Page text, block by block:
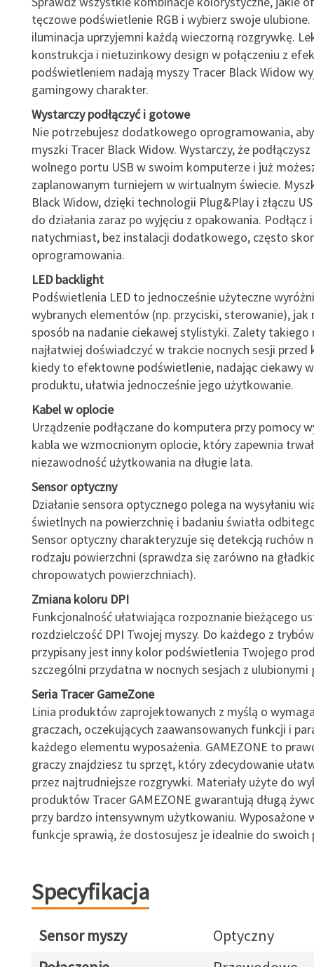
tęczowe podświetlenie RGB i wybierz swoje
iluminacja uprzyjemni każdą wieczorną rozgrywkę.
konstrukcja i nietuzinkowy design w połączeniu z
podświetleniem nadają myszy Tracer Black Widow
gamingowy charakter.
Wystarczy podłączyć i gotowe
Nie potrzebujesz dodatkowego oprogramowania,
myszki Tracer Black Widow. Wystarczy, że
wolnego portu USB w swoim komputerze i już
zaplanowanym turniejem w wirtualnym świecie.
Black Widow, dzięki technologii Plug&Play i złączu
do działania zaraz po wyjęciu z opakowania. Podłącz
natychmiast, bez instalacji dodatkowego, często
oprogramowania.
LEDbacklight
Podświetlenia LED to jednocześnie użyteczne
wybranych elementów (np. przyciski, sterowanie), jak
sposób na nadanie ciekawej stylistyki. Zalety takiego
najłatwiej doświadczyć w trakcie nocnych sesji
kiedy to efektowne podświetlenie, nadając ciekawy
produktu, ułatwia jednocześnie jego użytkowanie.
Kabel w oplocie
Urządzenie podłączane do komputera przy pomocy
kabla we wzmocnionym oplocie, który zapewnia
niezawodność użytkowania na długie lata.
Sensor optyczny
Działanie sensora optycznego polega na wysyłaniu
świetlnych na powierzchnię i badaniu światła
Sensor optyczny charakteryzuje się detekcją ruchów
rodzaju powierzchni (sprawdza się zarówno na
chropowatych powierzchniach).
Zmiana koloru DPI
Funkcjonalność ułatwiająca rozpoznanie bieżącego
rozdzielczość DPI Twojej myszy. Do każdego z
przypisany jest inny kolor podświetlenia Twojego
szczególni przydatna w nocnych sesjach z ulubionymi
Seria Tracer GameZone
Linia produktów zaprojektowanych z myślą o
graczach, oczekujących zaawansowanych funkcji i
każdego elementu wyposażenia. GAMEZONE to
graczy znajdziesz tu sprzęt, który zdecydowanie
przez najtrudniejsze rozgrywki. Materiały użyte do
produktów Tracer GAMEZONE gwarantują długą
przy bardzo intensywnym użytkowaniu. Wyposażone
funkcje sprawią, że dostosujesz je idealnie do swoich
Specyfikacja
Sensor myszy
Optyczny